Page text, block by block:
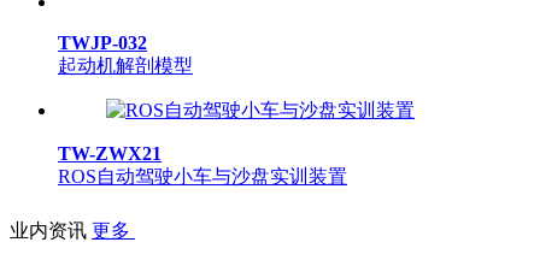
TWJP-032
起动机解剖模型
TW-ZWX21
ROS自动驾驶小车与沙盘实训装置
业内资讯 更多